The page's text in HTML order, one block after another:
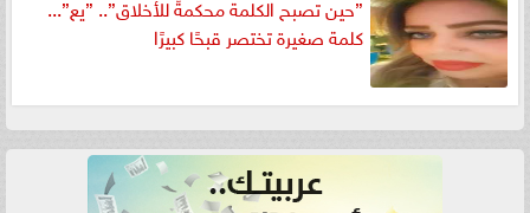
”حين تصبح الكلمة محكمةً للأخلاق”.. ”يع”...
كلمة صغيرة تختصر قبحًا كبيرًا